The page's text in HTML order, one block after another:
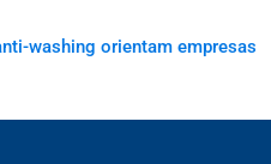
washing orientam empresas